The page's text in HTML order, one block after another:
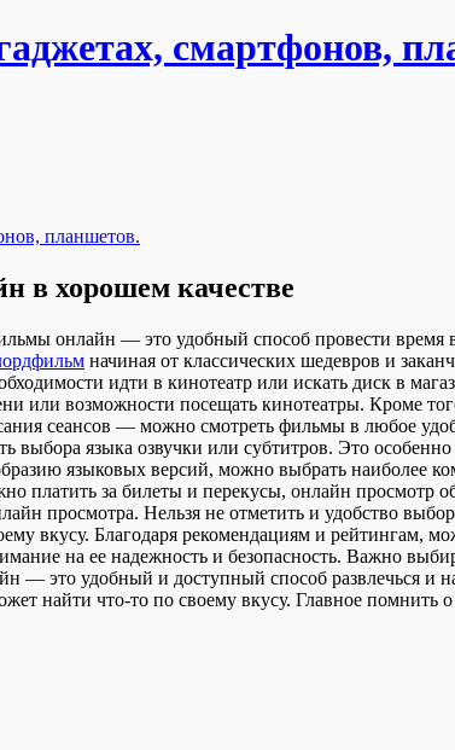
смартфонов,
в хорошем качестве
онлайн — это удобный способ провести время
начиная от классических шедевров и
идти в кинотеатр или искать диск в
или возможности посещать кинотеатры. Кроме
сеансов — можно смотреть фильмы в любое
выбора языка озвучки или субтитров. Это
языковых версий, можно выбрать наиболее
платить за билеты и перекусы, онлайн просмотр
просмотра. Нельзя не отметить и удобство
вкусу. Благодаря рекомендациям и
на ее надежность и безопасность. Важно
— это удобный и доступный способ развлечься и
найти что-то по своему вкусу. Главное